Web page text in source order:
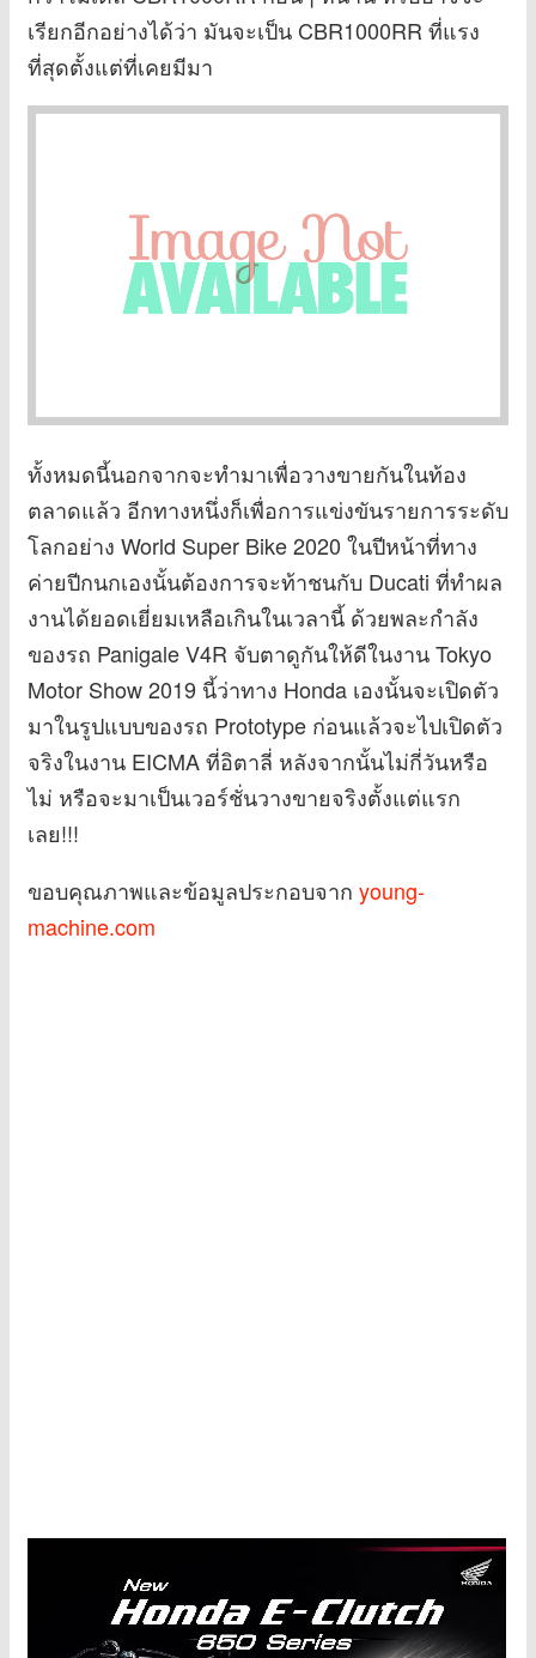
เรียกอีกอย่างได้ว่า มันจะเป็น CBR1000RR ที่แรง
ที่สุดตั้งแต่ที่เคยมีมา
ทั้งหมดนี้นอกจากจะทำมาเพื่อวางขายกันในท้อง
ตลาดแล้ว อีกทางหนึ่งก็เพื่อการแข่งขันรายการระดับ
โลกอย่าง World Super Bike 2020 ในปีหน้าที่ทาง
ค่ายปีกนกเองนั้นต้องการจะท้าชนกับ Ducati ที่ทำผล
งานได้ยอดเยี่ยมเหลือเกินในเวลานี้ ด้วยพละกำลัง
ของรถ Panigale V4R จับตาดูกันให้ดีในงาน Tokyo
Motor Show 2019 นี้ว่าทาง Honda เองนั้นจะเปิดตัว
มาในรูปแบบของรถ Prototype ก่อนแล้วจะไปเปิดตัว
จริงในงาน EICMA ที่อิตาลี่ หลังจากนั้นไม่กี่วันหรือ
ไม่ หรือจะมาเป็นเวอร์ชั่นวางขายจริงตั้งแต่แรก
เลย!!!
ขอบคุณภาพและข้อมูลประกอบจาก young-
machine.com